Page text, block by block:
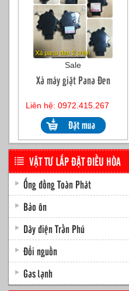
Sale
Xả máy giặt Pana Đen
Liên hệ: 0972.415.267
VẬT TƯ LẮP ĐẶT ĐIỀU HÒA
Ống đồng Toàn Phát
Bảo ôn
Dây điện Trần Phú
Đổi nguồn
Gas lạnh